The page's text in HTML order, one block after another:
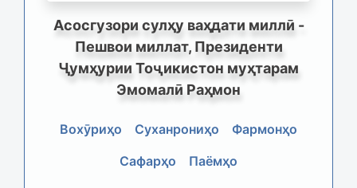
Асосгузори сулҳу ваҳдати миллӣ -
Пешвои миллат, Президенти
Ҷумҳурии Тоҷикистон муҳтарам
Эмомалӣ Раҳмон
Вохӯриҳо Суханрониҳо
Фармонҳо
Сафарҳо
Паёмҳо